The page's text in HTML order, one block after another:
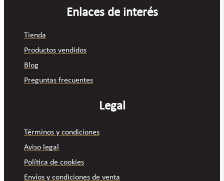
Enlaces de interés
Tienda
Productos vendidos
Blog
Preguntas frecuentes
Legal
Términos y condiciones
Aviso legal
Política de cookies
Envíos y condiciones de venta